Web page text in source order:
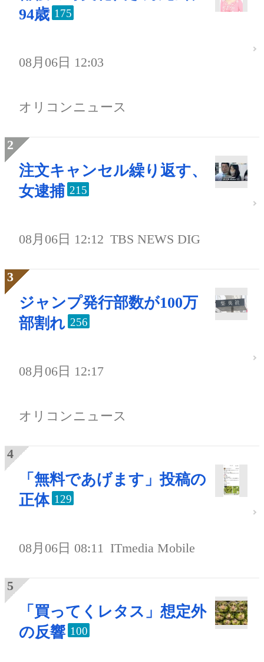
94歳 175
08月06日 12:03
オリコンニュース
注文キャンセル繰り返す、
女逮捕 215
08月06日 12:12 TBS NEWS DIG
ジャンプ発行部数が100万
部割れ 256
08月06日 12:17
オリコンニュース
「無料であげます」投稿の
正体 129
08月06日 08:11 ITmedia Mobile
「買ってくレタス」想定外
の反響 100